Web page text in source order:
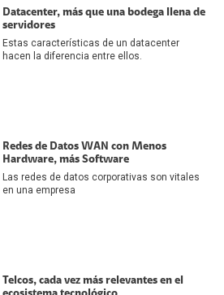
Datacenter, más que una bodega llena de
servidores
Estas características de un datacenter
hacen la diferencia entre ellos.
Redes de Datos WAN con Menos
Hardware, más Software
Las redes de datos corporativas son vitales
en una empresa
Telcos, cada vez más relevantes en el